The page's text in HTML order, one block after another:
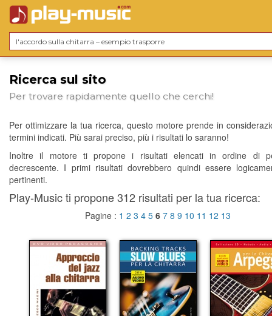
Ricerca sul sito
Per trovare rapidamente quello che cerchi!
Per ottimizzare la tua ricerca, questo motore prende in
termini indicati. Più sarai preciso, più i risultati lo saranno!
Inoltre il motore ti propone i risultati elencati in ordine di
decrescente. I primi risultati dovrebbero quindi essere
pertinenti.
Play-Music ti propone 312 risultati per la tua ricerca:
Pagine : 1 2 3 4 5 6 7 8 9 10 11 12 13